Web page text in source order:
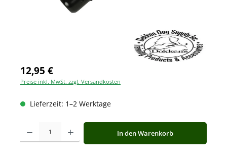
12,95 €
Preise inkl. MwSt. zzgl. Versandkosten
Lieferzeit: 1–2 Werktage
Produkt Anzahl: Gib den gewünschten Wert ein oder benutze die
In den Warenkorb